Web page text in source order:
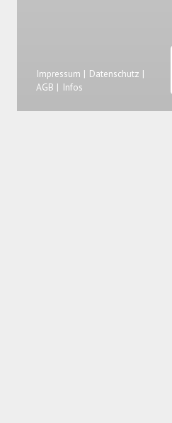
Impressum | Datenschutz |
AGB | Infos